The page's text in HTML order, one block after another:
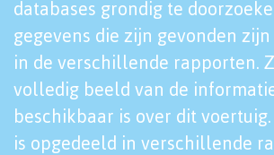
databases grondig te
gegevens die zijn gevonden
in de verschillende rapporten.
volledig beeld van de
beschikbaar is over dit
is opgedeeld in verschillende